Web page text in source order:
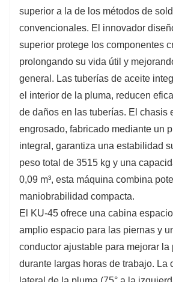
superior a la de los métodos de
convencionales. El innovador
superior protege los componentes
prolongando su vida útil y
general. Las tuberías de aceite
el interior de la pluma, reducen
de daños en las tuberías. El chasis
engrosado, fabricado mediante un
integral, garantiza una estabilidad
peso total de 3515 kg y una
0,09 m³, esta máquina combina
maniobrabilidad compacta.
El KU-45 ofrece una cabina
amplio espacio para las piernas y
conductor ajustable para mejorar la
durante largas horas de trabajo. La